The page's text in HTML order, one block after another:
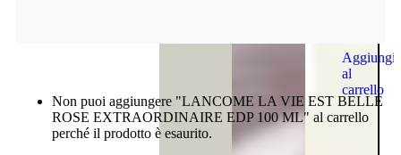
Aggiungi
al
carrello
Non puoi aggiungere "LANCOME LA VIE EST BELLE
ROSE EXTRAORDINAIRE EDP 100 ML" al carrello
perché il prodotto è esaurito.